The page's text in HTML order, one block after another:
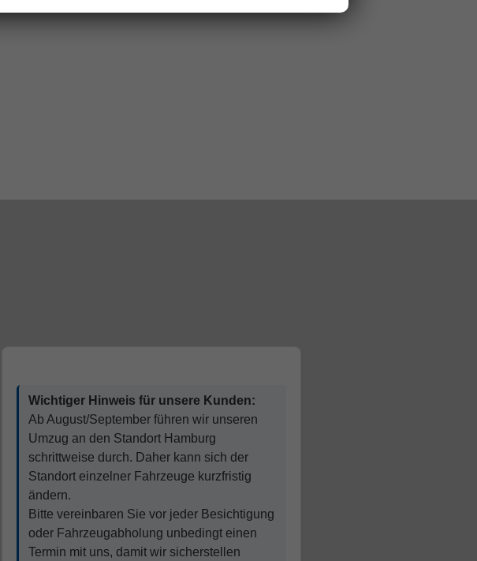
Wichtiger Hinweis für unsere Kunden:
Ab August/September führen wir unseren
Umzug an den Standort Hamburg
schrittweise durch. Daher kann sich der
Standort einzelner Fahrzeuge kurzfristig
ändern.
Bitte vereinbaren Sie vor jeder Besichtigung
oder Fahrzeugabholung unbedingt einen
Termin mit uns, damit wir sicherstellen